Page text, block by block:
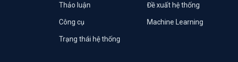
Thảo luận Đề xuất hệ thống
Công cụ Machine Learning
Trạng thái hệ thống